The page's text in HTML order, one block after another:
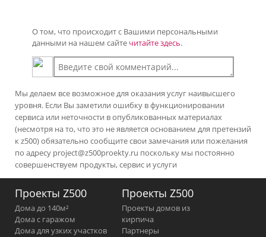
О том, что происходит с Вашими персональными
данными на нашем сайте читайте здесь.
Мы делаем все возможное для оказания услуг наивысшего
уровня. Если Вы заметили ошибку в функционировании
сервиса или неточности в опубликованных материалах
(несмотря на то, что это не является основанием для претензий
к z500) обязательно сообщите свои замечания или пожелания
по адресу project@z500proekty.ru поскольку мы постоянно
совершенствуем продукты, сервис и услуги
Проекты Z500
Дома до 140м²
Дома с гаражом
Дома для узких участков
Проекты Z500
Проекты домов из
кирпича
Партнеры